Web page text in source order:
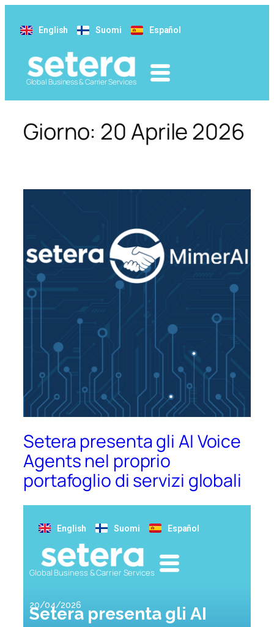
English Suomi Español
Global Business & Carrier Services
Giorno: 20 Aprile 2026
Setera presenta gli AI Voice
Agents nel proprio
portafoglio di servizi globali
English Suomi Español
Global Business & Carrier Services
20/04/2026
Setera presenta gli AI